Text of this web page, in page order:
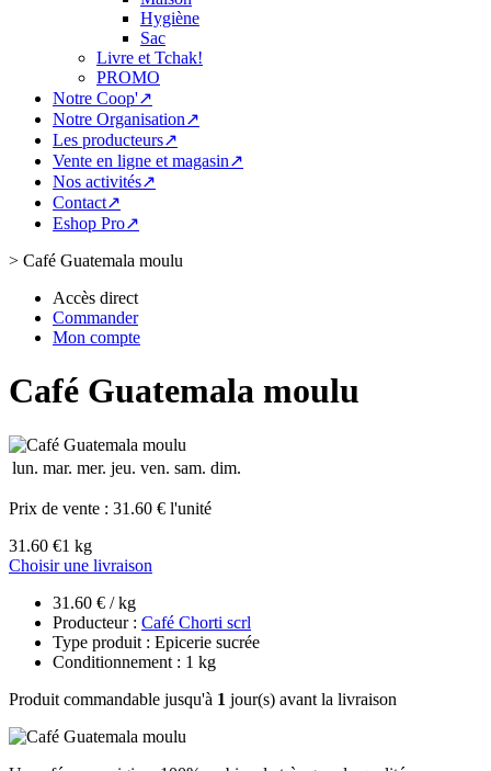
Hygiène
Sac
Livre et Tchak!
PROMO
Notre Coop'↗
Notre Organisation↗
Les producteurs↗
Vente en ligne et magasin↗
Nos activités↗
Contact↗
Eshop Pro↗
> Café Guatemala moulu
Accès direct
Commander
Mon compte
Café Guatemala moulu
lun. mar. mer. jeu. ven. sam. dim.
Prix de vente : 31.60 € l'unité
31.60 €1 kg
Choisir une livraison
31.60 € / kg
Producteur : Café Chorti scrl
Type produit : Epicerie sucrée
Conditionnement : 1 kg
Produit commandable jusqu'à 1 jour(s) avant la livraison